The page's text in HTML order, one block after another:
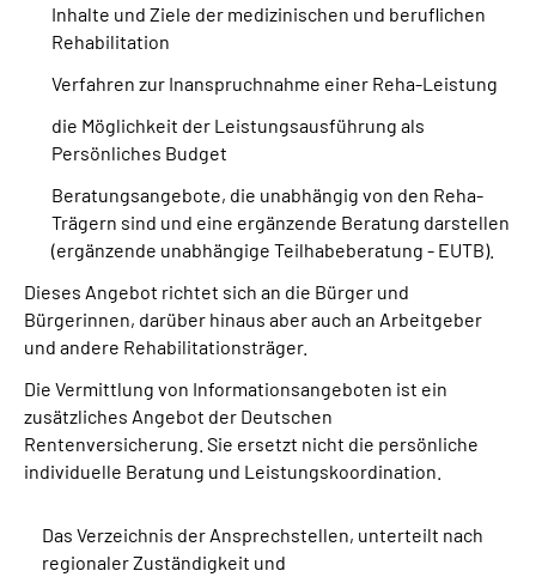
Leichte Sprache
Mein Kundenportal
Inhalte und Ziele der medizinischen und beruflichen
Rehabilitation
Verfahren zur Inanspruchnahme einer Reha-Leistung
die Möglichkeit der Leistungsausführung als
Persönliches Budget
Beratungsangebote, die unabhängig von den Reha-
Trägern sind und eine ergänzende Beratung darstellen
(ergänzende unabhängige Teilhabeberatung - EUTB).
Dieses Angebot richtet sich an die Bürger und
Bürgerinnen, darüber hinaus aber auch an Arbeitgeber
und andere Rehabilitationsträger.
Die Vermittlung von Informationsangeboten ist ein
zusätzliches Angebot der Deutschen
Rentenversicherung. Sie ersetzt nicht die persönliche
individuelle Beratung und Leistungskoordination.
Das Verzeichnis der Ansprechstellen, unterteilt nach
regionaler Zuständigkeit und